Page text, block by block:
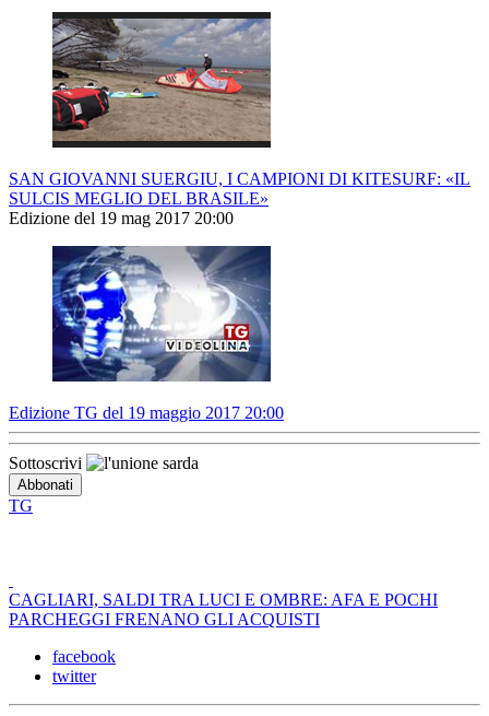
SAN GIOVANNI SUERGIU, I CAMPIONI DI KITESURF: «IL
SULCIS MEGLIO DEL BRASILE»
Edizione del 19 mag 2017 20:00
Edizione TG del 19 maggio 2017 20:00
Sottoscrivi
TG
CAGLIARI, SALDI TRA LUCI E OMBRE: AFA E POCHI
PARCHEGGI FRENANO GLI ACQUISTI
facebook
twitter